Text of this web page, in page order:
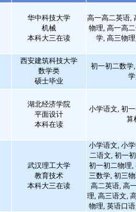
华中科技大学
机械
本科大三在读
高一高二英语,
物理, 高一高
学, 高三物
西安建筑科技大学
数学类
硕士毕业
初一初二数学
湖北经济学院
平面设计
本科在读
小学语文, 初
算
武汉理工大学
教育技术
本科大三在读
小学语文, 小
二语文, 初一
初一初二物理,
三数学, 初三
高二英语, 高
理, 高三语文,
物理, 英语口